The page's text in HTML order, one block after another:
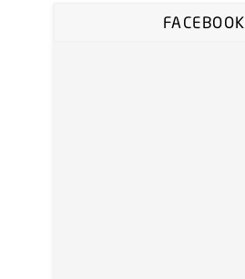
FACEBOOK